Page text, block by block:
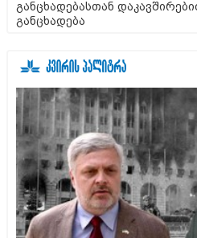
განცხადებასთან
განცხადება